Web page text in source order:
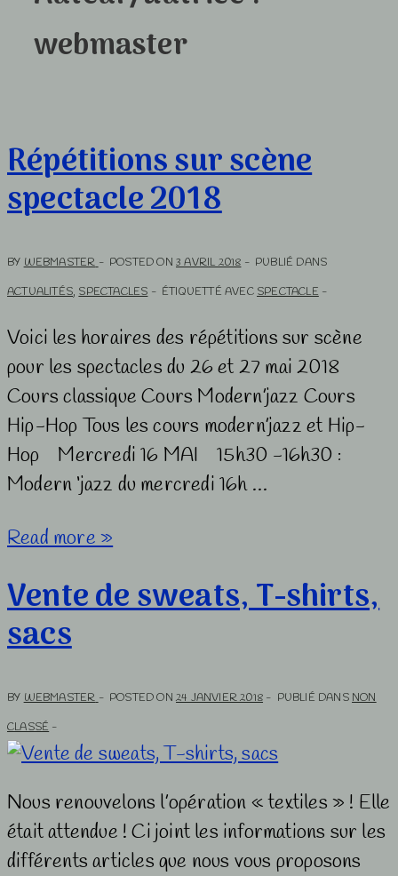
webmaster
Répétitions sur scène
spectacle 2018
BYWEBMASTER POSTED ON3 AVRIL 2018 PUBLIÉ DANS
ACTUALITÉS,SPECTACLES ÉTIQUETTÉ AVECSPECTACLE
Voici les horaires des répétitions sur scène
pour les spectacles du 26 et 27 mai 2018
Cours classique Cours Modern’jazz Cours
Hip-Hop Tous les cours modern’jazz et Hip-
Hop Mercredi 16 MAI 15h30 -16h30 :
Modern ‘jazz du mercredi 16h …
Répétitions
scène
spectacle
2018
Read more »
Vente de sweats, T-shirts,
sacs
BY WEBMASTER POSTED ON24 JANVIER 2018 PUBLIÉ DANS NON
CLASSÉ
Nous renouvelons l’opération « textiles » ! Elle
était attendue ! Ci joint les informations sur les
différents articles que nous vous proposons